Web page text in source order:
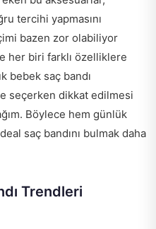
tercihi yapmasını
bazen zor olabiliyor
her biri farklı özelliklere
bebek saç bandı
seçerken dikkat edilmesi
Böylece hem günlük
saç bandını bulmak daha
Trendleri